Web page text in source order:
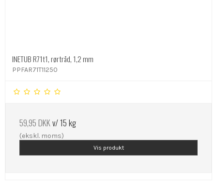
INETUB R71t1, rørtråd, 1,2 mm
PPFAR71T11250
59,95 DKKv/ 15 kg
(ekskl. moms)
Vis produkt